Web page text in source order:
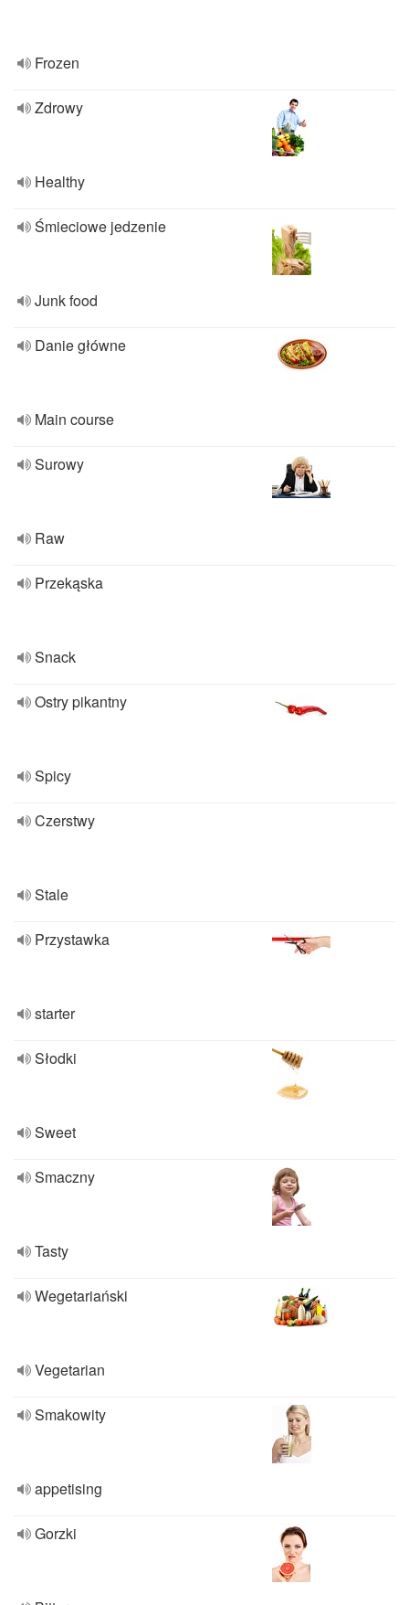
Frozen
Zdrowy
Healthy
Śmieciowe jedzenie
Junk food
Danie główne
Main course
Surowy
Raw
Przekąska
Snack
Ostry pikantny
Spicy
Czerstwy
Stale
Przystawka
starter
Słodki
Sweet
Smaczny
Tasty
Wegetariański
Vegetarian
Smakowity
appetising
Gorzki